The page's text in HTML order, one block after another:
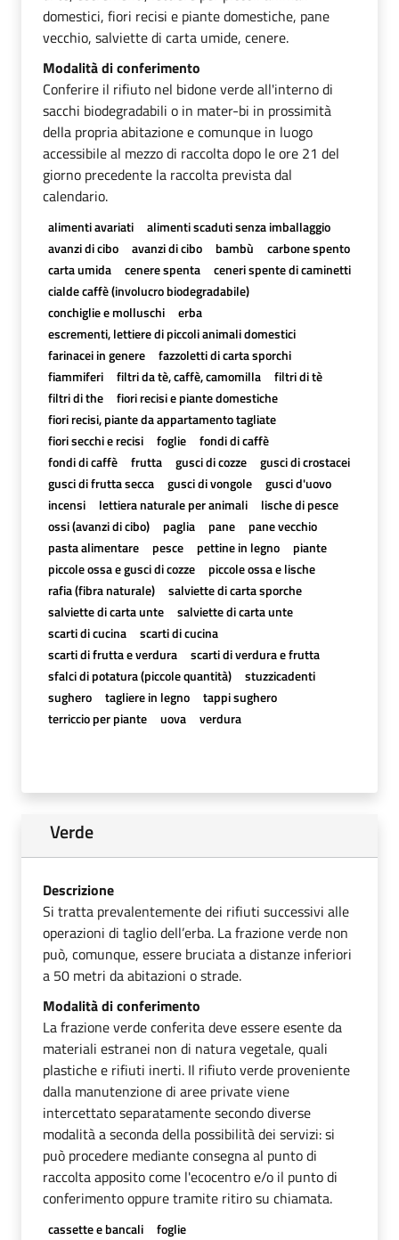
domestici, fiori recisi e piante domestiche, pane
vecchio, salviette di carta umide, cenere.
Modalità di conferimento
Conferire il rifiuto nel bidone verde all'interno di
sacchi biodegradabili o in mater-bi in prossimità
della propria abitazione e comunque in luogo
accessibile al mezzo di raccolta dopo le ore 21 del
giorno precedente la raccolta prevista dal
calendario.
alimenti avariati
alimenti scaduti senza imballaggio
avanzi di cibo
avanzi di cibo bambù
carbone spento
carta umida
cenere spenta
ceneri spente di caminetti
cialde caffè (involucro biodegradabile)
conchiglie e molluschi
erba
escrementi, lettiere di piccoli animali domestici
farinacei in genere
fazzoletti di carta sporchi
fiammiferi
filtri da tè, caffè, camomilla
filtri di tè
filtri di the
fiori recisi e piante domestiche
fiori recisi, piante da appartamento tagliate
fiori secchi e recisi
foglie
fondi di caffè
fondi di caffè
frutta gusci di cozze
gusci di crostacei
gusci di frutta secca
gusci di vongole
gusci d'uovo
incensi
lettiera naturale per animali
lische di pesce
ossi (avanzi di cibo)
paglia pane
pane vecchio
pasta alimentare
pesce pettine in legno
piante
piccole ossa e gusci di cozze
piccole ossa e lische
rafia (fibra naturale)
salviette di carta sporche
salviette di carta unte
salviette di carta unte
scarti di cucina
scarti di cucina
scarti di frutta e verdura
scarti di verdura e frutta
sfalci di potatura (piccole quantità)
stuzzicadenti
sughero
tagliere in legno
tappi sughero
terriccio per piante
uova verdura
Verde
Descrizione
Si tratta prevalentemente dei rifiuti successivi alle
operazioni di taglio dell’erba. La frazione verde non
può, comunque, essere bruciata a distanze inferiori
a 50 metri da abitazioni o strade.
Modalità di conferimento
La frazione verde conferita deve essere esente da
materiali estranei non di natura vegetale, quali
plastiche e rifiuti inerti. Il rifiuto verde proveniente
dalla manutenzione di aree private viene
intercettato separatamente secondo diverse
modalità a seconda della possibilità dei servizi: si
può procedere mediante consegna al punto di
raccolta apposito come l'ecocentro e/o il punto di
conferimento oppure tramite ritiro su chiamata.
cassette e bancali foglie